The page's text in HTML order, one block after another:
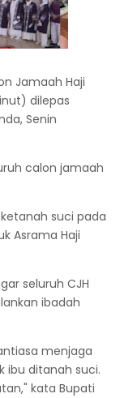
Jamaah Haji
dilepas
Senin
calon jamaah
suci pada
Asrama Haji
seluruh CJH
ibadah
menjaga
ibu ditanah suci.
kata Bupati